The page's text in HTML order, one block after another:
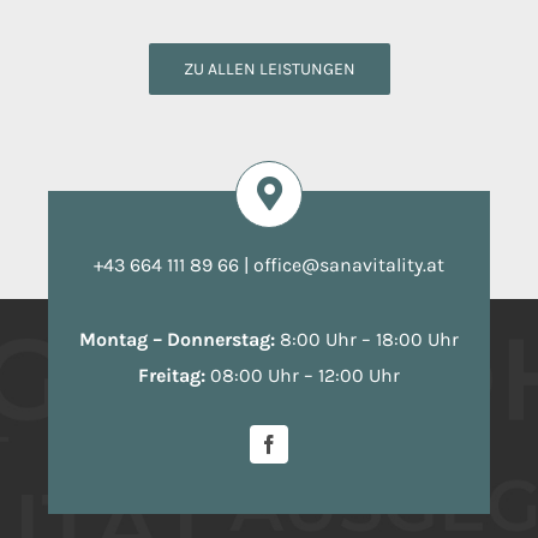
ZU ALLEN LEISTUNGEN
+43 664 111 89 66 | office@sanavitality.at
Montag – Donnerstag: 8:00 Uhr – 18:00 Uhr
Freitag: 08:00 Uhr – 12:00 Uhr